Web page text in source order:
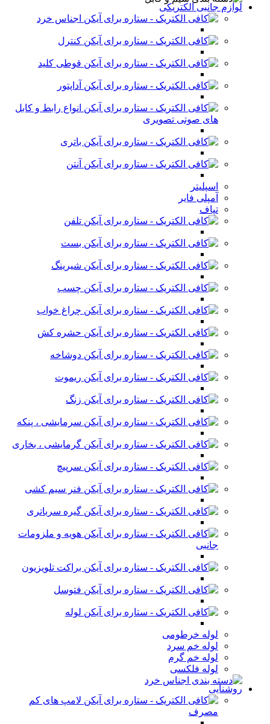
لوازم جانبی الکتریکی
اجناس خرد
کنترل
قوطی کلید
آداپتور
انواع رابط و کابل
های صوتی تصویری
باتری
آنتن
اسپلیتر
آمپلی فایر
تپاف
تلفن
بست
شیرینگ
چسب
چراغ خواب
حشره کش
دوشاخه
ریموت
زنگ
سرمایشی ، پنکه
گرمایشی ، بخاری
سرپیچ
فنر سیم کشی
گیره سرباتری
هویه و ملزومات
جانبی
براکت تلویزیون
فتوسل
لوله
لوله خرطومی
لوله خم سرد
لوله خم گرم
لوله فلکسی
روشنایی
لامپ های کم
مصرف